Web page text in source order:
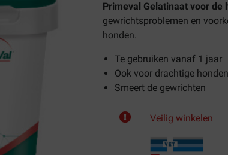
Primeval Gelatinaat voor de
gewrichtsproblemen en
honden.
Te gebruiken vanaf 1 jaar
Ook voor drachtige honden
Smeert de gewrichten
Veilig winkelen